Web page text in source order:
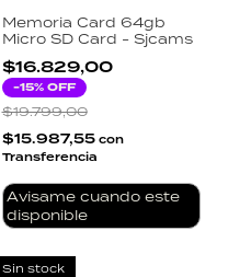
Memoria Card 64gb
Micro SD Card - Sjcams
$16.829,00
-15% OFF
$19.799,00
$15.987,55 con
Transferencia
Avisame cuando este
disponible
Sin stock